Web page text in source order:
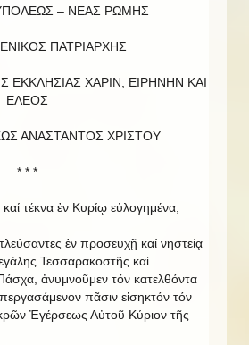
– ΝΕΑΣ ΡΩΜΗΣ
ΠΑΤΡΙΑΡΧΗΣ
ΕΚΚΛΗΣΙΑΣ ΧΑΡΙΝ, ΕΙΡΗΝΗΝ ΚΑΙ
EΛΕΟΣ
ΑΝΑΣΤΑΝΤΟΣ ΧΡΙΣΤΟΥ
* * *
καί τέκνα ἐν Κυρίῳ εὐλογημένα,
ἐν προσευχῇ καί νηστείᾳ
Τεσσαρακοστῆς καί
ἀνυμνοῦμεν τόν κατελθόντα
πᾶσιν εἰσηκτόν τόν
Ἐγέρσεως Αὐτοῦ Κύριον τῆς